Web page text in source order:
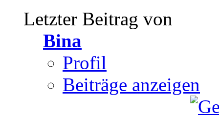
Letzter Beitrag von
Bina
Profil
Beiträge anzeigen